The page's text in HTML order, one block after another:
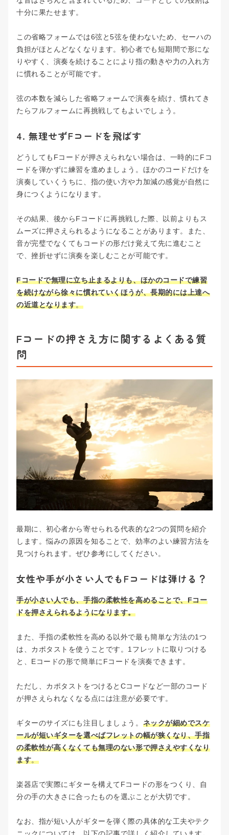
十分に果たせます。
この省略フォームでは6弦と5弦を使わないため、セーハの
負担がほとんどなくなります。初心者でも短期間で形にな
りやすく、演奏を続けることにより指の動きや力の入れ方
に慣れることが可能です。
弦の本数を減らした省略フォームで演奏を続け、慣れてき
たらフルフォームに再挑戦してもよいでしょう。
4. 無理せずFコードを飛ばす
どうしてもFコードが押さえられない場合は、一時的にFコ
ードを弾かずに練習を進めましょう。ほかのコードだけを
演奏していくうちに、指の使い方や力加減の感覚が自然に
身につくようになります。
その結果、後からFコードに再挑戦した際、以前よりもス
ムーズに押さえられるようになることがあります。また、
音が完璧でなくてもコードの形だけ覚えて先に進むこと
で、挫折せずに演奏を楽しむことが可能です。
Fコードで無理に立ち止まるよりも、ほかのコードで練習
を続けながら徐々に慣れていくほうが、長期的には上達へ
の近道となります。
Fコードの押さえ方に関するよくある質
問
最期に、初心者から寄せられる代表的な2つの質問を紹介
します。悩みの原因を知ることで、効率のよい練習方法を
見つけられます。ぜひ参考にしてください。
女性や手が小さい人でもFコードは弾ける？
手が小さい人でも、手指の柔軟性を高めることで、Fコー
ドを押さえられるようになります。
また、手指の柔軟性を高める以外で最も簡単な方法の1つ
は、カポタストを使うことです。1フレットに取りつける
と、Eコードの形で簡単にFコードを演奏できます。
ただし、カポタストをつけるとCコードなど一部のコード
が押さえられなくなる点には注意が必要です。
ギターのサイズにも注目しましょう。 ネックが細めでスケ
ールが短いギターを選べばフレットの幅が狭くなり、手指
の柔軟性が高くなくても無理のない形で押さえやすくなり
ます。
楽器店で実際にギターを構えてFコードの形をつくり、自
分の手の大きさに合ったものを選ぶことが大切です。
なお、指が短い人がギターを弾く際の具体的な工夫やテク